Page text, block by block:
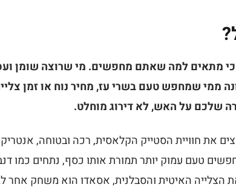
מתאים למה שאתם מחפשים. מי שרוצה שומן
ממי שמחפש טעם בשרי עז, מחיר נוח או זמן
שלכם על האש, לא דירוג מוחלט.
את חוויית הסטייק הקלאסית, רכה ובטוחה,
טעם עמוק יותר תמורת אותו כסף, נתחים כמו
הצלייה האיטית והסבלנית, אסאדו הוא משחק אחר